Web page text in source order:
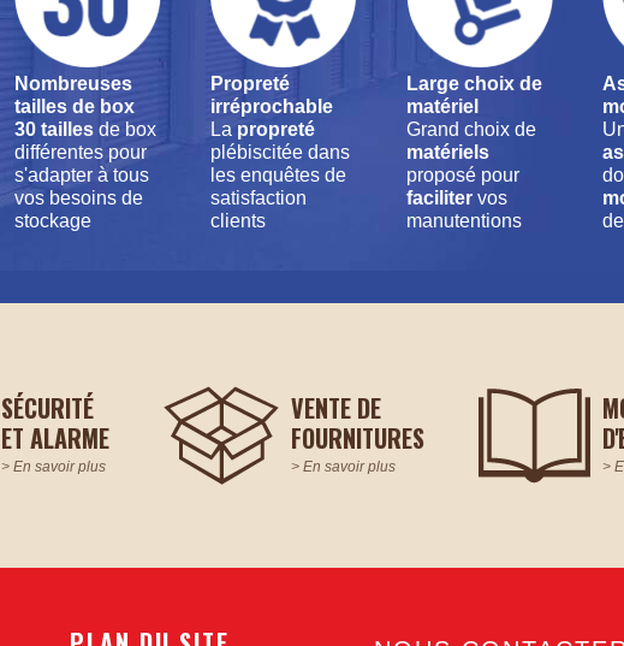
Nombreuses
tailles de box
30 tailles de box
différentes pour
s'adapter à tous
vos besoins de
stockage
Propreté
irréprochable
Lapropreté
plébiscitée dans
les enquêtes de
satisfaction
clients
Large choix de
matériel
Grand choix de
matériels
proposé pour
faciliter vos
manutentions
SÉCURITÉ
ET ALARME
> En savoir plus
VENTE DE
FOURNITURES
> En savoir plus >